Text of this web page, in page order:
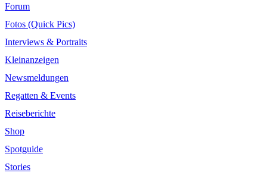
Forum
Fotos (Quick Pics)
Interviews & Portraits
Kleinanzeigen
Newsmeldungen
Regatten & Events
Reiseberichte
Shop
Spotguide
Stories